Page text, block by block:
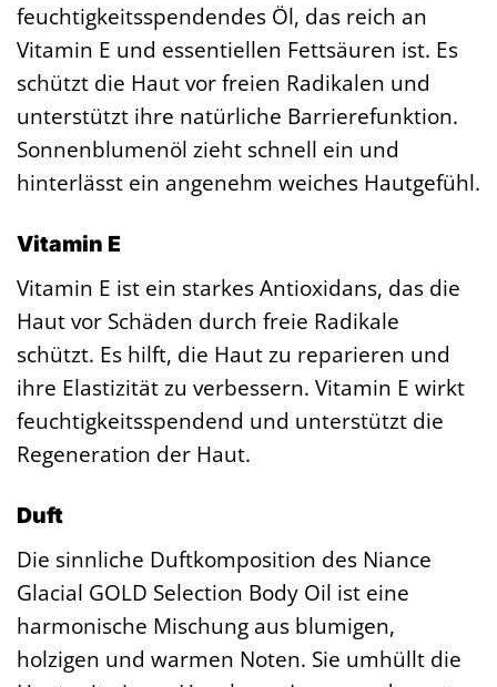
feuchtigkeitsspendendes Öl, das reich an
Vitamin E und essentiellen Fettsäuren ist. Es
schützt die Haut vor freien Radikalen und
unterstützt ihre natürliche Barrierefunktion.
Sonnenblumenöl zieht schnell ein und
hinterlässt ein angenehm weiches Hautgefühl.
Vitamin E
Vitamin E ist ein starkes Antioxidans, das die
Haut vor Schäden durch freie Radikale
schützt. Es hilft, die Haut zu reparieren und
ihre Elastizität zu verbessern. Vitamin E wirkt
feuchtigkeitsspendend und unterstützt die
Regeneration der Haut.
Duft
Die sinnliche Duftkomposition des Niance
Glacial GOLD Selection Body Oil ist eine
harmonische Mischung aus blumigen,
holzigen und warmen Noten. Sie umhüllt die